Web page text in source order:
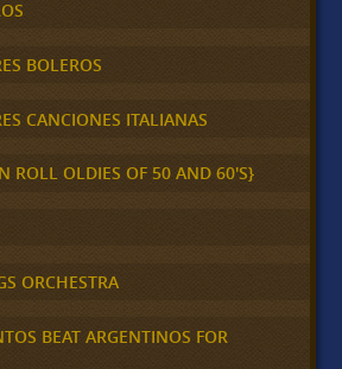
BOLEROS
CANCIONES ITALIANAS
ROLL OLDIES OF 50 AND 60'S}
ORCHESTRA
BEAT ARGENTINOS FOR